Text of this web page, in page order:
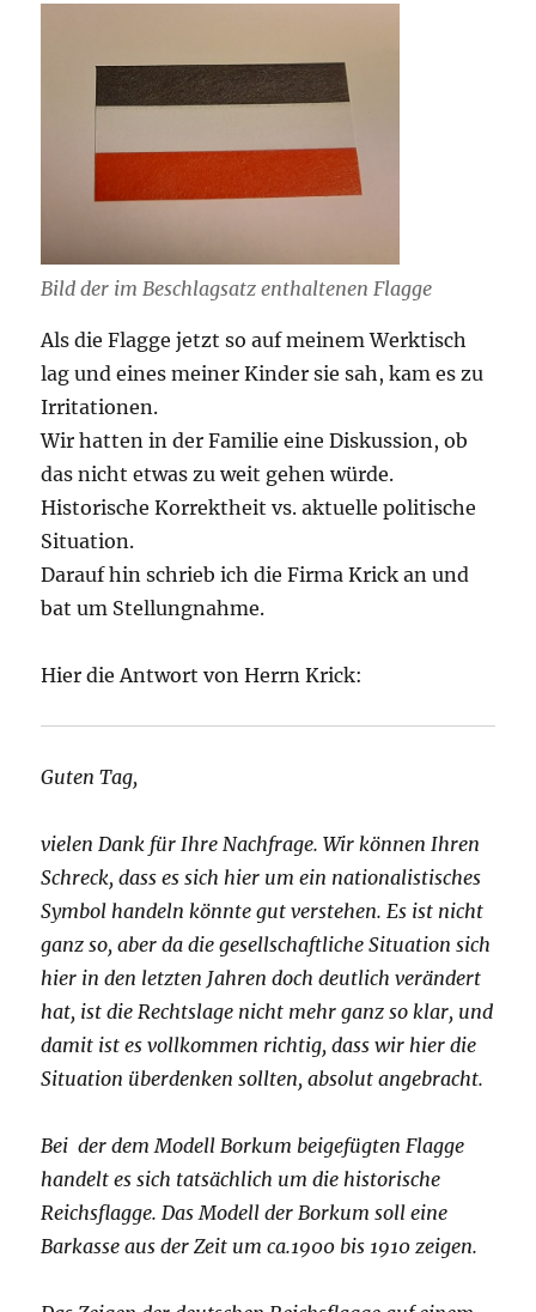
Bild der im Beschlagsatz enthaltenen Flagge
Als die Flagge jetzt so auf meinem Werktisch
lag und eines meiner Kinder sie sah, kam es zu
Irritationen.
Wir hatten in der Familie eine Diskussion, ob
das nicht etwas zu weit gehen würde.
Historische Korrektheit vs. aktuelle politische
Situation.
Darauf hin schrieb ich die Firma Krick an und
bat um Stellungnahme.
Hier die Antwort von Herrn Krick:
Guten Tag,
vielen Dank für Ihre Nachfrage. Wir können Ihren
Schreck, dass es sich hier um ein nationalistisches
Symbol handeln könnte gut verstehen. Es ist nicht
ganz so, aber da die gesellschaftliche Situation sich
hier in den letzten Jahren doch deutlich verändert
hat, ist die Rechtslage nicht mehr ganz so klar, und
damit ist es vollkommen richtig, dass wir hier die
Situation überdenken sollten, absolut angebracht.
Bei der dem Modell Borkum beigefügten Flagge
handelt es sich tatsächlich um die historische
Reichsflagge. Das Modell der Borkum soll eine
Barkasse aus der Zeit um ca.1900 bis 1910 zeigen.